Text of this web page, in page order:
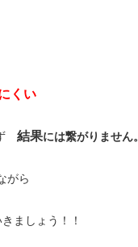
くい
結果には繋がりません。
がら
ましょう！！